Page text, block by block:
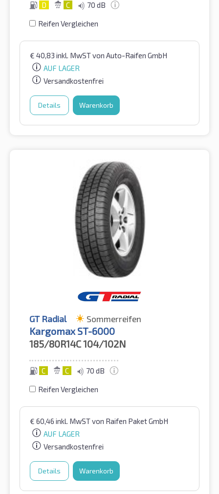
D C 70 dB
Reifen Vergleichen
€ 40,83 inkl. MwSTvon Auto-Raifen GmbH
AUF LAGER
Versandkostenfrei
Details Warenkorb
GT Radial Sommerreifen
Kargomax ST-6000
185/80R14C104/102N
C C 70 dB
Reifen Vergleichen
€ 60,46 inkl. MwSTvon Raifen Paket GmbH
AUF LAGER
Versandkostenfrei
Details Warenkorb